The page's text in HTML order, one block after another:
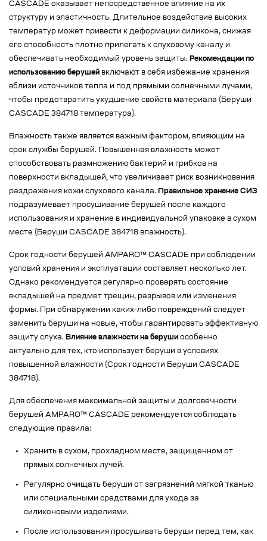
CASCADE оказывает непосредственное влияние на их
структуру и эластичность. Длительное воздействие высоких
температур может привести к деформации силикона, снижая
его способность плотно прилегать к слуховому каналу и
обеспечивать необходимый уровень защиты. Рекомендации по
использованию берушей включают в себя избежание хранения
вблизи источников тепла и под прямыми солнечными лучами,
чтобы предотвратить ухудшение свойств материала (Беруши
CASCADE 384718 температура).
Влажность также является важным фактором, влияющим на
срок службы берушей. Повышенная влажность может
способствовать размножению бактерий и грибков на
поверхности вкладышей, что увеличивает риск возникновения
раздражения кожи слухового канала. Правильное хранение СИЗ
подразумевает просушивание берушей после каждого
использования и хранение в индивидуальной упаковке в сухом
месте (Беруши CASCADE 384718 влажность).
Срок годности берушей AMPARO™ CASCADE при соблюдении
условий хранения и эксплуатации составляет несколько лет.
Однако рекомендуется регулярно проверять состояние
вкладышей на предмет трещин, разрывов или изменения
формы. При обнаружении каких-либо повреждений следует
заменить беруши на новые, чтобы гарантировать эффективную
защиту слуха. Влияние влажности на беруши особенно
актуально для тех, кто использует беруши в условиях
повышенной влажности (Срок годности Беруши CASCADE
384718).
Для обеспечения максимальной защиты и долговечности
берушей AMPARO™ CASCADE рекомендуется соблюдать
следующие правила:
Хранить в сухом, прохладном месте, защищенном от
прямых солнечных лучей.
Регулярно очищать беруши от загрязнений мягкой тканью
или специальными средствами для ухода за
силиконовыми изделиями.
После использования просушивать беруши перед тем, как